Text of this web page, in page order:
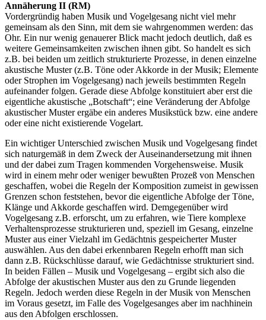
Annäherung II (RM)
Vordergründig haben Musik und Vogelgesang nicht viel mehr
gemeinsam als den Sinn, mit dem sie wahrgenommen werden: das
Ohr. Ein nur wenig genauerer Blick macht jedoch deutlich, daß es
weitere Gemeinsamkeiten zwischen ihnen gibt. So handelt es sich
z.B. bei beiden um zeitlich strukturierte Prozesse, in denen einzelne
akustische Muster (z.B. Töne oder Akkorde in der Musik; Elemente
oder Strophen im Vogelgesang) nach jeweils bestimmten Regeln
aufeinander folgen. Gerade diese Abfolge konstituiert aber erst die
eigentliche akustische „Botschaft“; eine Veränderung der Abfolge
akustischer Muster ergäbe ein anderes Musikstück bzw. eine andere
oder eine nicht existierende Vogelart.
Ein wichtiger Unterschied zwischen Musik und Vogelgesang findet
sich naturgemäß in dem Zweck der Auseinandersetzung mit ihnen
und der dabei zum Tragen kommenden Vorgehensweise. Musik
wird in einem mehr oder weniger bewußten Prozeß von Menschen
geschaffen, wobei die Regeln der Komposition zumeist in gewissen
Grenzen schon feststehen, bevor die eigentliche Abfolge der Töne,
Klänge und Akkorde geschaffen wird. Demgegenüber wird
Vogelgesang z.B. erforscht, um zu erfahren, wie Tiere komplexe
Verhaltensprozesse strukturieren und, speziell im Gesang, einzelne
Muster aus einer Vielzahl im Gedächtnis gespeicherter Muster
auswählen. Aus den dabei erkennbaren Regeln erhofft man sich
dann z.B. Rückschlüsse darauf, wie Gedächtnisse strukturiert sind.
In beiden Fällen – Musik und Vogelgesang – ergibt sich also die
Abfolge der akustischen Muster aus den zu Grunde liegenden
Regeln. Jedoch werden diese Regeln in der Musik von Menschen
im Voraus gesetzt, im Falle des Vogelgesanges aber im nachhinein
aus den Abfolgen erschlossen.